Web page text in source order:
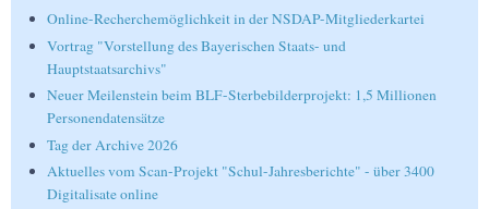
Online-Recherchemöglichkeit in der NSDAP-Mitgliederkartei
Vortrag "Vorstellung des Bayerischen Staats- und
Hauptstaatsarchivs"
Neuer Meilenstein beim BLF-Sterbebilderprojekt: 1,5 Millionen
Personendatensätze
Tag der Archive 2026
Aktuelles vom Scan-Projekt "Schul-Jahresberichte" - über 3400
Digitalisate online